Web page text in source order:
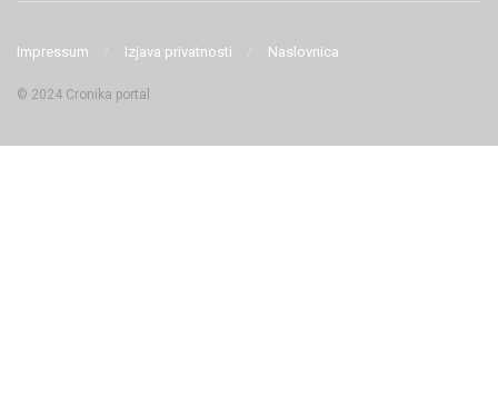
Impressum Izjava privatnosti Naslovnica
© 2024 Cronika portal